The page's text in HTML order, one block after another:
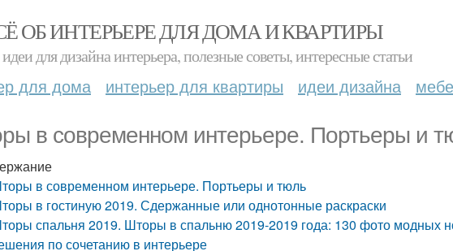
ОБ ИНТЕРЬЕРЕ ДЛЯ ДОМА И КВАРТИРЫ
для дизайна интерьера, полезные советы, интересные статьи
для дома интерьер для квартиры идеи дизайна
в современном интерьере. Портьеры и
в современном интерьере. Портьеры и тюль
в гостиную 2019. Сдержанные или однотонные раскраски
спальня 2019. Шторы в спальню 2019-2019 года: 130 фото модных
по сочетанию в интерьере